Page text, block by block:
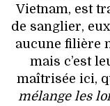
Vietnam, est
de sanglier,
aucune filière
mais c’est
maîtrisée ici,
mélange les